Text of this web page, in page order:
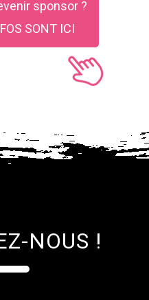
sponsor ?
SONT ICI
NOUS !